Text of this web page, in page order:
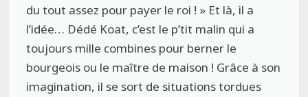
du tout assez pour payer le roi ! » Et là, il a
l’idée… Dédé Koat, c’est le p’tit malin qui a
toujours mille combines pour berner le
bourgeois ou le maître de maison ! Grâce à son
imagination, il se sort de situations tordues